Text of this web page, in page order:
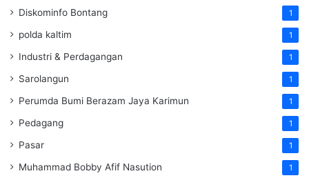
Diskominfo Bontang 1
polda kaltim 1
Industri & Perdagangan 1
Sarolangun 1
Perumda Bumi Berazam Jaya Karimun 1
Pedagang 1
Pasar 1
Muhammad Bobby Afif Nasution 1